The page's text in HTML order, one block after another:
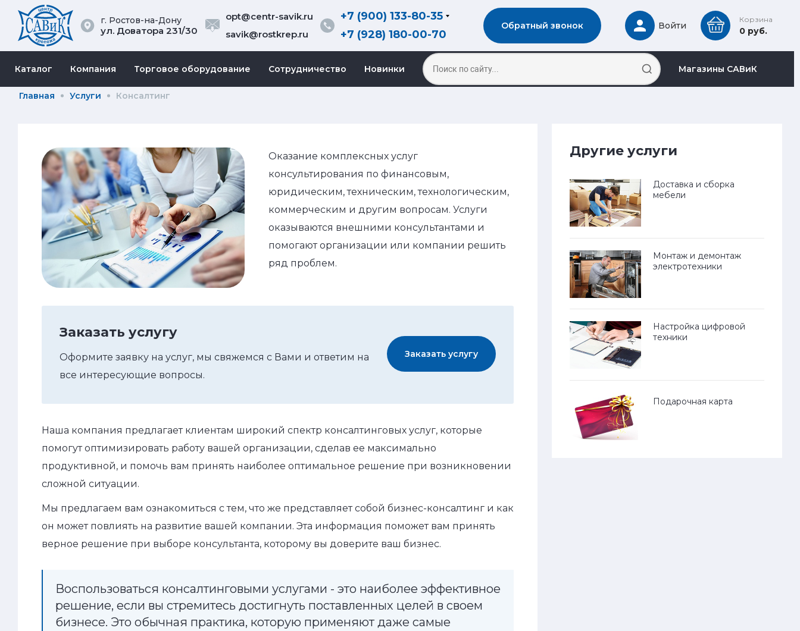
г. Ростов-на-Дону
ул. Доватора 231/30
opt@centr-savik.ru
savik@rostkrep.ru
+7 (900) 133-80-35
+7 (928) 180-00-70
Обратный звонок Войти
Корзина
0 руб.
Каталог Компания Торговое оборудование Сотрудничество Новинки Магазины САВиК
Главная Услуги Консалтинг
Оказание комплексных услуг
консультирования по финансовым,
юридическим, техническим, технологическим,
коммерческим и другим вопросам. Услуги
оказываются внешними консультантами и
помогают организации или компании решить
ряд проблем.
Заказать услугу
Оформите заявку на услуг, мы свяжемся с Вами и ответим на
все интересующие вопросы.
Заказать услугу
Наша компания предлагает клиентам широкий спектр консалтинговых услуг, которые
помогут оптимизировать работу вашей организации, сделав ее максимально
продуктивной, и помочь вам принять наиболее оптимальное решение при возникновении
сложной ситуации.
Мы предлагаем вам ознакомиться с тем, что же представляет собой бизнес-консалтинг и как
он может повлиять на развитие вашей компании. Эта информация поможет вам принять
верное решение при выборе консультанта, которому вы доверите ваш бизнес.
Воспользоваться консалтинговыми услугами - это наиболее эффективное
решение, если вы стремитесь достигнуть поставленных целей в своем
бизнесе. Это обычная практика, которую применяют даже самые
Другие услуги
Доставка и сборка
мебели
Монтаж и демонтаж
электротехники
Настройка цифровой
техники
Подарочная карта